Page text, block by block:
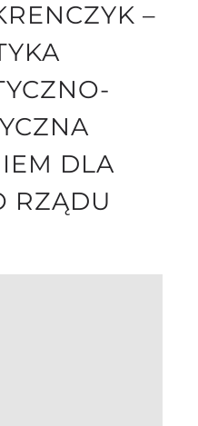
–
DLA
RZĄDU